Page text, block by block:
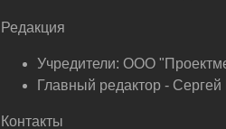
Редакция
Учредители: ООО
Главный редактор -
Контакты